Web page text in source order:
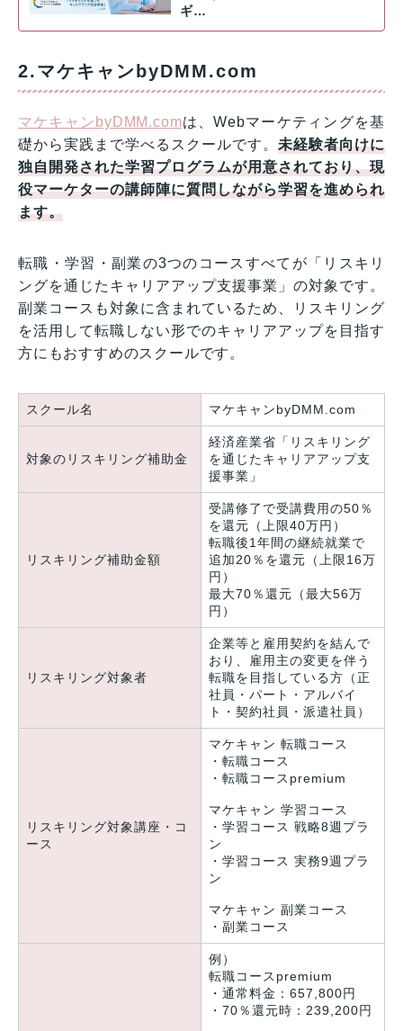
ギ…
2.マケキャンbyDMM.com
マケキャンbyDMM.comは、Webマーケティングを基
礎から実践まで学べるスクールです。未経験者向けに
独自開発された学習プログラムが用意されており、現
役マーケターの講師陣に質問しながら学習を進められ
ます。
転職・学習・副業の3つのコースすべてが「リスキリ
ングを通じたキャリアアップ支援事業」の対象です。
副業コースも対象に含まれているため、リスキリング
を活用して転職しない形でのキャリアアップを目指す
方にもおすすめのスクールです。
スクール名 マケキャンbyDMM.com
対象のリスキリング補助金
経済産業省「リスキリング
を通じたキャリアアップ支
援事業」
リスキリング補助金額
受講修了で受講費用の50％
を還元（上限40万円）
転職後1年間の継続就業で
追加20％を還元（上限16万
円）
最大70％還元（最大56万
円）
リスキリング対象者
企業等と雇用契約を結んで
おり、雇用主の変更を伴う
転職を目指している方（正
社員・パート・アルバイ
ト・契約社員・派遣社員）
リスキリング対象講座・コ
ース
マケキャン 転職コース
・転職コース
・転職コースpremium
マケキャン 学習コース
・学習コース 戦略8週プラ
ン
・学習コース 実務9週プラ
ン
マケキャン 副業コース
・副業コース
例）
転職コースpremium
・通常料金：657,800円
・70％還元時：239,200円